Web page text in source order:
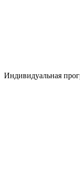
Индивидуальная